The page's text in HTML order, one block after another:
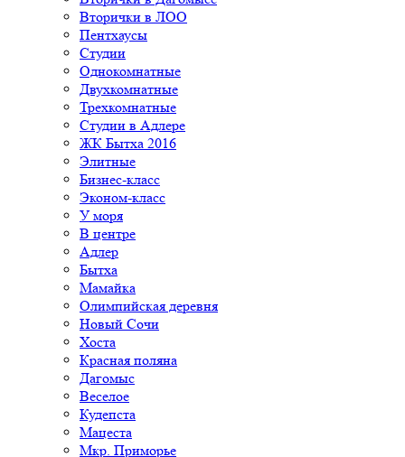
Вторички в ЛОО
Пентхаусы
Студии
Однокомнатные
Двухкомнатные
Трехкомнатные
Студии в Адлере
ЖК Бытха 2016
Элитные
Бизнес-класс
Эконом-класс
У моря
В центре
Адлер
Бытха
Мамайка
Олимпийская деревня
Новый Сочи
Хоста
Красная поляна
Дагомыс
Веселое
Кудепста
Мацеста
Мкр. Приморье